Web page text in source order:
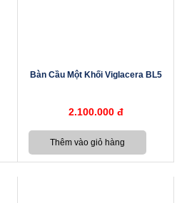
Bàn Cầu Một Khối Viglacera BL5
2.100.000 đ